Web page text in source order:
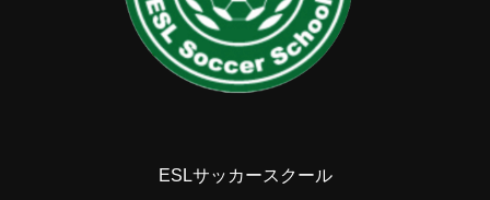
ESLサッカースクール